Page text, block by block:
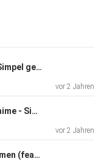
Von EA FC zu Apfeltelefone - Simpel gesprochen #13
vor 2 Jahren
Von DFB zu unterschätzten Anime - Simpel gesprochen #12
vor 2 Jahren
Von Schildkröten zu Liga-Dramen (feat. MarcelYangu) - Simpel gesprochen #10